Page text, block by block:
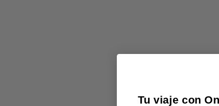
Tu viaje con